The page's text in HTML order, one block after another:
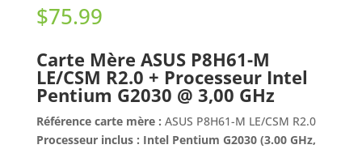
$75.99
Carte Mère ASUS P8H61-M
LE/CSM R2.0 + Processeur Intel
Pentium G2030 @ 3,00 GHz
Référence carte mère : ASUS P8H61-M LE/CSM R2.0
Processeur inclus : Intel Pentium G2030 (3.00 GHz,